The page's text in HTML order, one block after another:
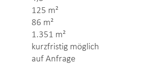
125 m²
86 m²
1.351 m²
kurzfristig möglich
auf Anfrage